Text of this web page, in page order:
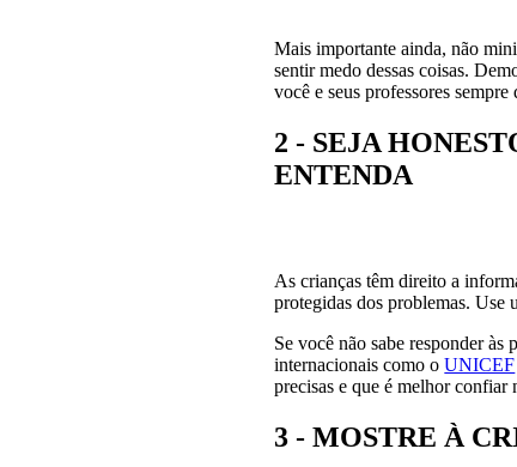
Mais importante ainda, não
sentir medo dessas coisas.
você e seus professores sempre
2 - SEJA
ENTENDA
As crianças têm direito a
protegidas dos problemas. Use
Se você não sabe responder
internacionais como oUNICEF
precisas e que é melhor confiar
3 - MOSTRE À